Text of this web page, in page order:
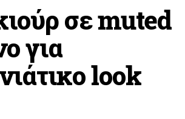
σε muted
για
look